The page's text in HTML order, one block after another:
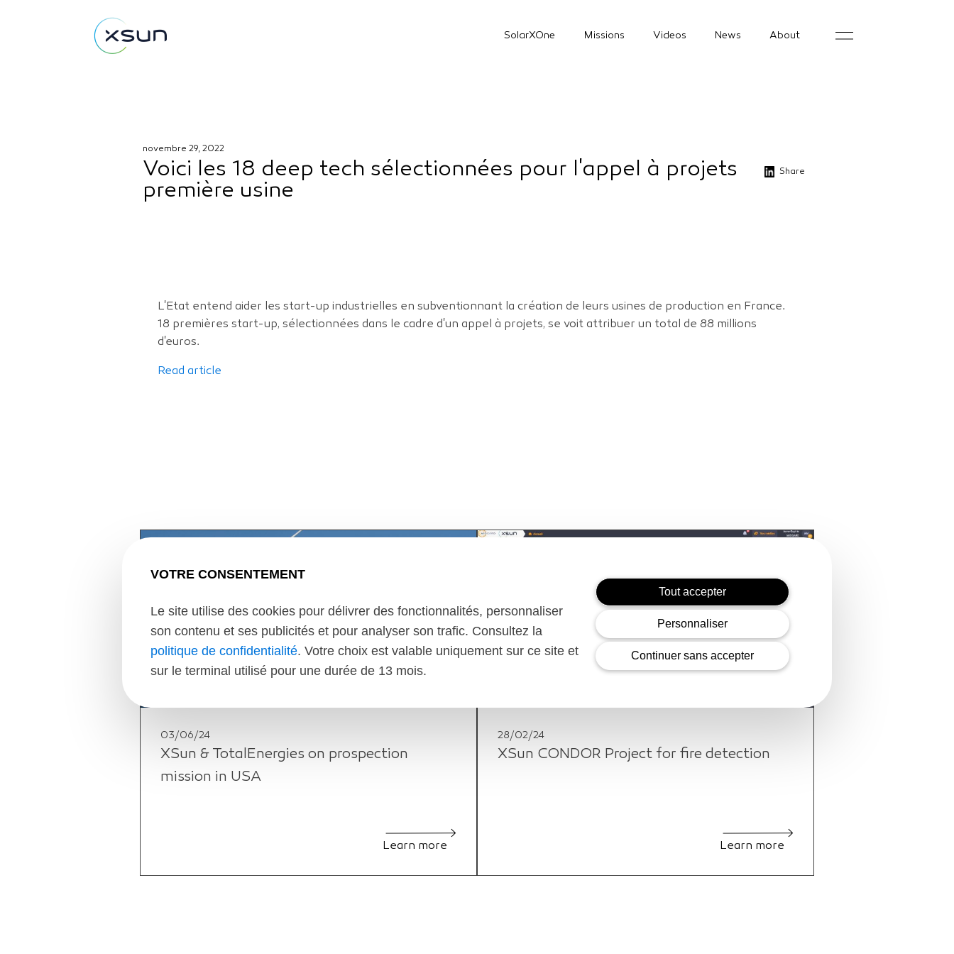
SolarXOne Missions Videos News About
novembre 29, 2022
Voici les 18 deep tech sélectionnées pour l'appel à projets
première usine
Share
L'Etat entend aider les start-up industrielles en subventionnant la création de leurs usines de production en France.
18 premières start-up, sélectionnées dans le cadre d'un appel à projets, se voit attribuer un total de 88 millions
d'euros.
Read article
03/06/24
XSun & TotalEnergies on prospection
mission in USA
Learn more
28/02/24
XSun CONDOR Project for fire detection
Learn more
VOTRE CONSENTEMENT
Le site utilise des cookies pour délivrer des fonctionnalités, personnaliser
son contenu et ses publicités et pour analyser son trafic. Consultez la
politique de confidentialité. Votre choix est valable uniquement sur ce site et
sur le terminal utilisé pour une durée de 13 mois.
Tout accepter
Personnaliser
Continuer sans accepter